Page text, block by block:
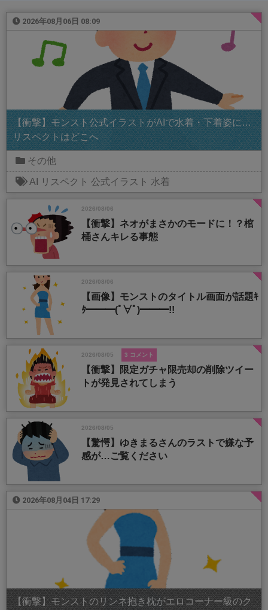
2026年08月06日 08:09
【衝撃】モンスト公式イラストがAIで水着・下着姿に…
リスペクトはどこへ
その他
AI リスペクト 公式イラスト 水着
2026/08/06
【衝撃】ネオがまさかのモードに！？棺
桶さんキレる事態
2026/08/06
【画像】モンストのタイトル画面が話題ｷ
ﾀ━━━(ﾟ∀ﾟ)━━━!!
2026/08/05 3 コメント
【衝撃】限定ガチャ限売却の削除ツイー
トが発見されてしまう
2026/08/05
【驚愕】ゆきまるさんのラストで嫌な予
感が…ご覧ください
2026年08月04日 17:29
【衝撃】モンストのリンネ抱き枕がエロコーナー級のク